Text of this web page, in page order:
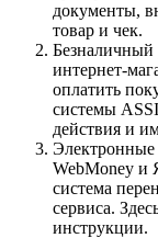
документы,
товар и чек.
Безналичный
интернет-
оплатить
системы
действия и
Электронные
WebMoney и
система
сервиса.
инструкции.